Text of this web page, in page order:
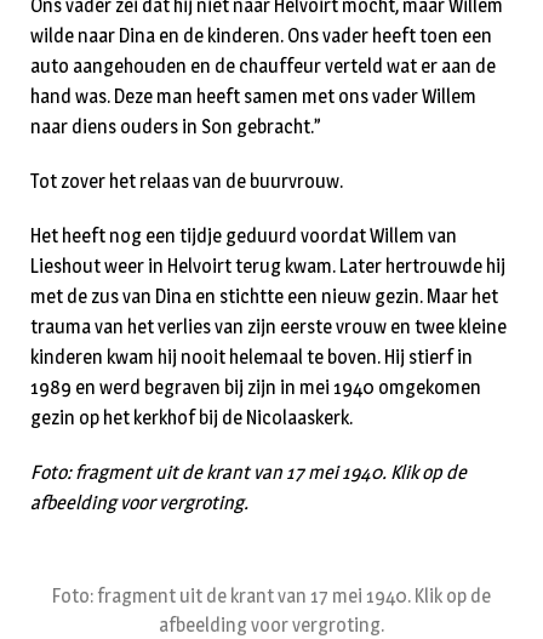
Ons vader zei dat hij niet naar Helvoirt mocht, maar Willem
wilde naar Dina en de kinderen. Ons vader heeft toen een
auto aangehouden en de chauffeur verteld wat er aan de
hand was. Deze man heeft samen met ons vader Willem
naar diens ouders in Son gebracht.”
Tot zover het relaas van de buurvrouw.
Het heeft nog een tijdje geduurd voordat Willem van
Lieshout weer in Helvoirt terug kwam. Later hertrouwde hij
met de zus van Dina en stichtte een nieuw gezin. Maar het
trauma van het verlies van zijn eerste vrouw en twee kleine
kinderen kwam hij nooit helemaal te boven. Hij stierf in
1989 en werd begraven bij zijn in mei 1940 omgekomen
gezin op het kerkhof bij de Nicolaaskerk.
Foto: fragment uit de krant van 17 mei 1940. Klik op de
afbeelding voor vergroting.
Foto: fragment uit de krant van 17 mei 1940. Klik op de
afbeelding voor vergroting.